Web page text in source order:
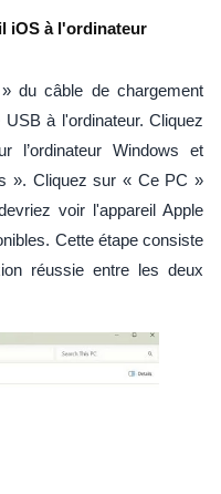
iOS à l'ordinateur
du câble de chargement
à l'ordinateur. Cliquez
l’ordinateur Windows et
». Cliquez sur « Ce PC »
voir l'appareil Apple
Cette étape consiste
réussie entre les deux